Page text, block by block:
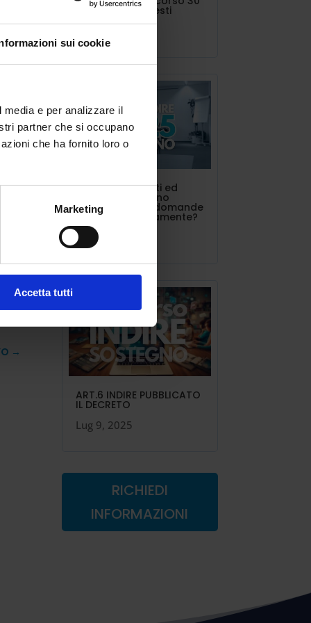
sui cookie
e per analizzare il
partner che si occupano
che ha fornito loro o
Marketing
Accetta tutti
→
CFU vanno richiesti
INDIRE triennalisti ed
estero. Si possono
presentare più domande
contemporaneamente?
Lug 10, 2025
ART.6 INDIRE PUBBLICATO
IL DECRETO
Lug 9, 2025
RICHIEDI
INFORMAZIONI